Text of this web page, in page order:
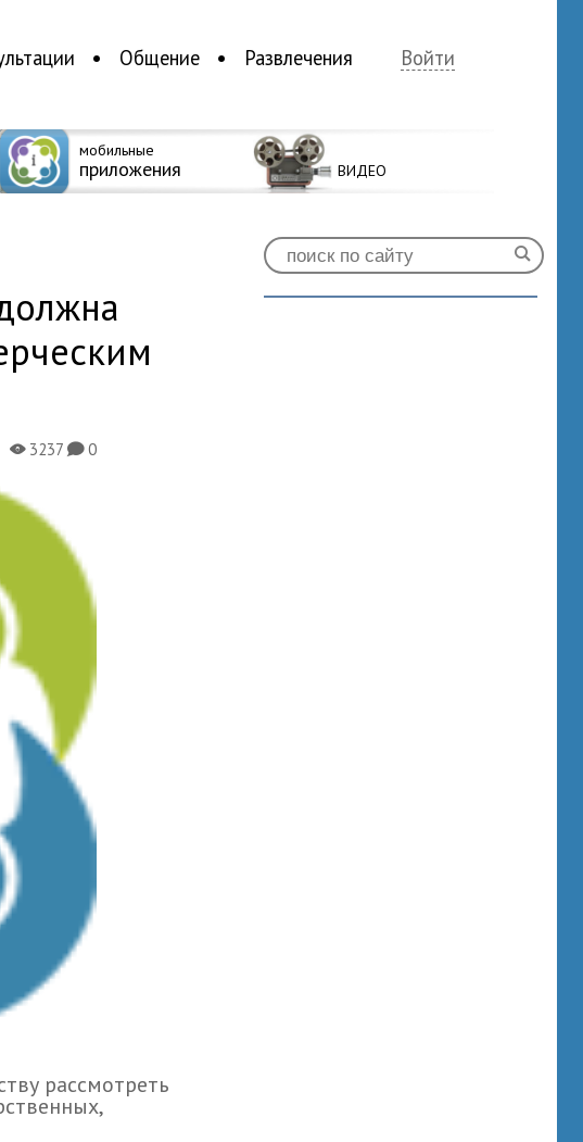
Общение Развлечения Войти
мобильные
приложения ВИДЕО
X3237K0
рассмотреть